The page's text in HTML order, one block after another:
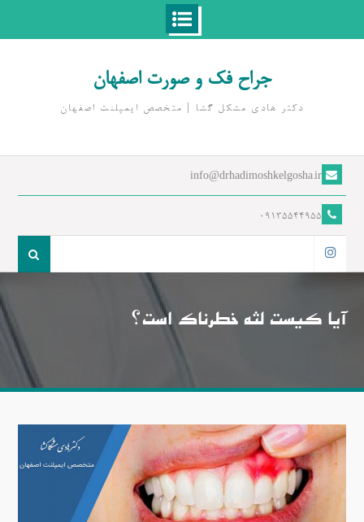
جراح فک و صورت اصفهان
دکتر هادی مشکل گشا | متخصص ايمپلنت اصفهان
info@drhadimoshkelgosha.ir
09135544955
آیا کیست لثه خطرناک است؟